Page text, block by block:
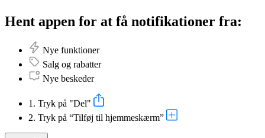
Hent appen for at få notifikationer fra:
Nye funktioner
Salg og rabatter
Nye beskeder
1. Tryk på "Del"
2. Tryk på “Tilføj til hjemmeskærm”